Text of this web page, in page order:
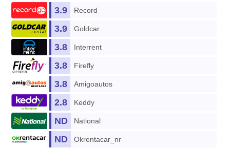
Record
3.9
Goldcar
3.9
Interrent
3.8
Firefly
3.8
Amigoautos
3.8
Keddy
2.8
National
ND
Okrentacar_nr
ND